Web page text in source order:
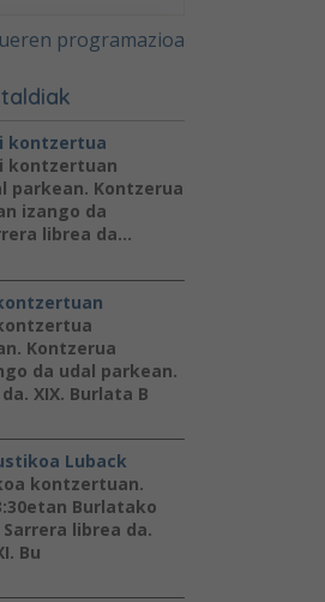
programazioa
kontzertua
kontzertuan
parkean. Kontzerua
izango da
librea da...
Kontzerua
da udal parkean.
XIX. Burlata B
Luback
kontzertuan.
Burlatako
librea da.
Bu